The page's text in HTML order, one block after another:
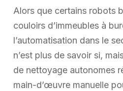
Alors que certains robots
couloirs d’immeubles à
l’automatisation dans le
n’est plus de savoir si,
de nettoyage autonomes
main-d’œuvre manuelle